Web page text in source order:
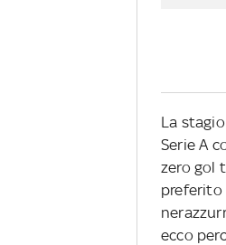
La
Serie A
zero gol
preferito
ecco